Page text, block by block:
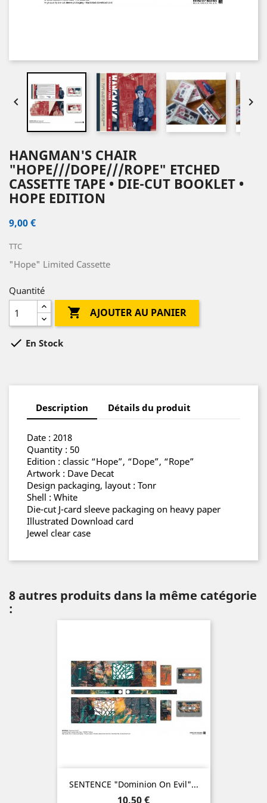
 
HANGMAN'S CHAIR
"HOPE///DOPE///ROPE" ETCHED
CASSETTE TAPE • DIE-CUT BOOKLET •
HOPE EDITION
9,00 €
TTC
"Hope" Limited Cassette
Quantité
 AJOUTER AU PANIER
 En Stock
Description Détails du produit
Date : 2018
Quantity : 50
Edition : classic “Hope”, “Dope”, “Rope”
Artwork : Dave Decat
Design packaging, layout : Tonr
Shell : White
Die-cut J-card sleeve packaging on heavy paper
Illustrated Download card
Jewel clear case
8 autres produits dans la même catégorie
:
SENTENCE "Dominion On Evil"...
Prix
10,50 €